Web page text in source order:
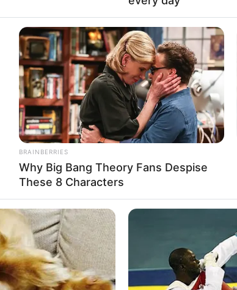
BRAINBERRIES
Why Big Bang Theory Fans Despise
These 8 Characters